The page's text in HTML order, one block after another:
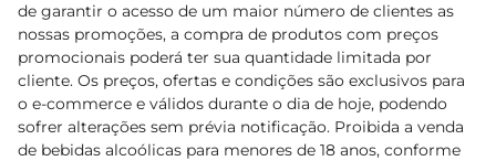
de garantir o acesso de um maior número de clientes as
nossas promoções, a compra de produtos com preços
promocionais poderá ter sua quantidade limitada por
cliente. Os preços, ofertas e condições são exclusivos para
o e-commerce e válidos durante o dia de hoje, podendo
sofrer alterações sem prévia notificação. Proibida a venda
de bebidas alcoólicas para menores de 18 anos, conforme